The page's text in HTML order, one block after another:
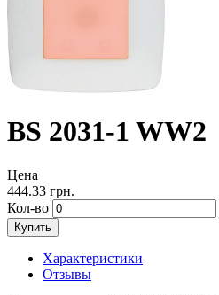
BS 2031-1 WW2
Цена
444.33 грн.
Кол-во
Купить
Характеристики
Отзывы